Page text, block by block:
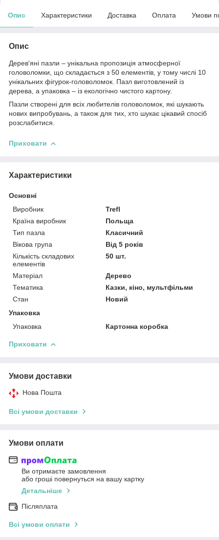
Опис Характеристики Доставка Оплата Умови
Опис
Дерев'яні пазли – унікальна пропозиція атмосферної
головоломки, що складається з 50 елементів, у тому числі 10
унікальних фігурок-головоломок. Пазл виготовлений із
дерева, а упаковка – із екологічно чистого картону.
Пазли створені для всіх любителів головоломок, які шукають
нових випробувань, а також для тих, хто шукає цікавий спосіб
розслабитися.
Приховати
Характеристики
Основні
Виробник
Trefl
Країна виробник
Польща
Тип пазла
Класичний
Вікова група
Від 5 років
Кількість складових
елементів
50 шт.
Матеріал
Дерево
Тематика
Казки, кіно, мультфільми
Стан
Новий
Упаковка
Упаковка
Картонна коробка
Приховати
Умови доставки
Нова Пошта
Всі умови доставки
Умови оплати
Ви отримаєте замовлення
або гроші повернуться на вашу картку
Детальніше
Післяплата
Всі умови оплати